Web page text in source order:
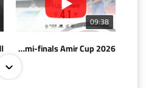
09:38
AlSadd 4/1 AlDuhail - Semi-finals Amir Cup 2026 #السد/ الدحيل